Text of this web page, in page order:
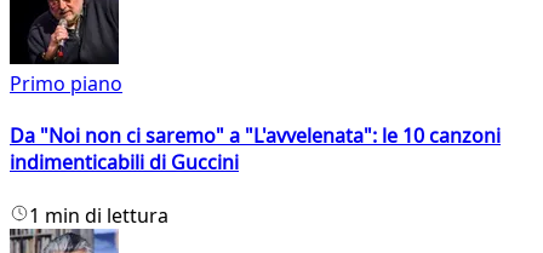
Primo piano
Da "Noi non ci saremo" a "L'avvelenata": le 10 canzoni
indimenticabili di Guccini
1 min di lettura